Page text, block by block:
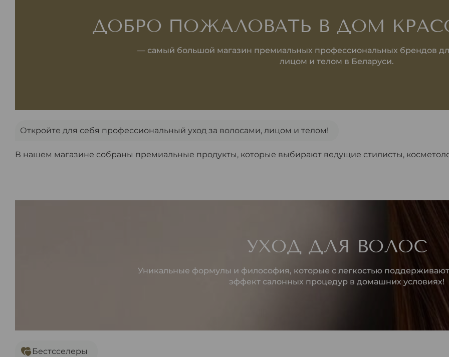
ДОБРО ПОЖАЛОВАТЬ В ДОМ
— самый большой магазин премиальных профессиональных брендов
лицом и телом в Беларуси.
Откройте для себя профессиональный уход за волосами, лицом и телом!
В нашем магазине собраны премиальные продукты, которые выбирают ведущие стилисты,
УХОД ДЛЯ ВОЛОС
Уникальные формулы и философия, которые с легкостью поддерживают
эффект салонных процедур в домашних условиях!
Бестсселеры